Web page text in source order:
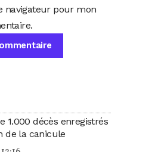
navigateur pour mon
1.000 décès enregistrés
de la canicule